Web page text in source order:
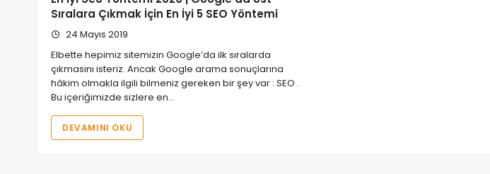
Sıralara Çıkmak İçin En İyi 5 SEO Yöntemi
24 Mayıs 2019
Elbette hepimiz sitemizin Google’da ilk sıralarda
çıkmasını isteriz. Ancak Google arama sonuçlarına
hâkim olmakla ilgili bilmeniz gereken bir şey var : SEO .
Bu içeriğimizde sizlere en…
DEVAMINI OKU